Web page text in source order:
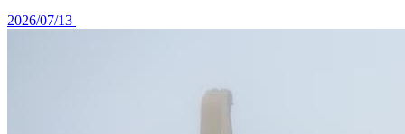
2026/07/13